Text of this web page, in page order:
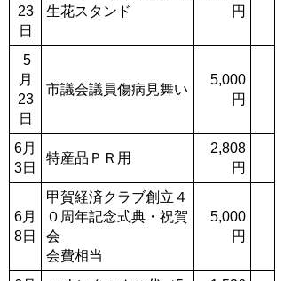
23
日
生花スタンド
円
5
月
23
日
市議会議員傷病見舞い
5,000
円
6月
3日
特産品ＰＲ用
2,808
円
6月
8日
甲賀経済クラブ創立４
０周年記念式典・祝賀
会
会費相当
5,000
円